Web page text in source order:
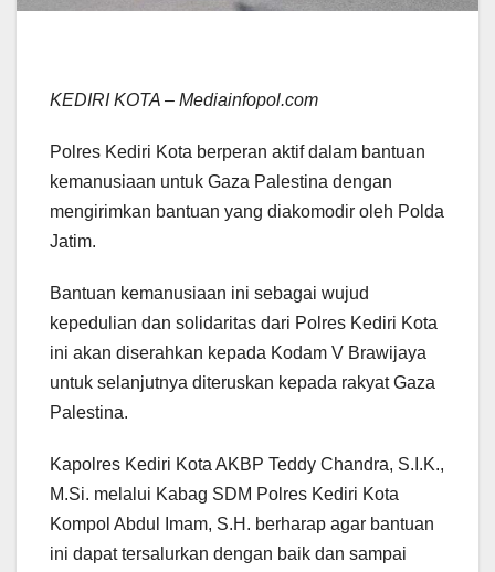
KEDIRI KOTA – Mediainfopol.com
Polres Kediri Kota berperan aktif dalam bantuan
kemanusiaan untuk Gaza Palestina dengan
mengirimkan bantuan yang diakomodir oleh Polda
Jatim.
Bantuan kemanusiaan ini sebagai wujud
kepedulian dan solidaritas dari Polres Kediri Kota
ini akan diserahkan kepada Kodam V Brawijaya
untuk selanjutnya diteruskan kepada rakyat Gaza
Palestina.
Kapolres Kediri Kota AKBP Teddy Chandra, S.I.K.,
M.Si. melalui Kabag SDM Polres Kediri Kota
Kompol Abdul Imam, S.H. berharap agar bantuan
ini dapat tersalurkan dengan baik dan sampai